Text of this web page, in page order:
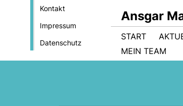
Kontakt
Impressum
Datenschutz
Ansgar
START
MEIN TEAM